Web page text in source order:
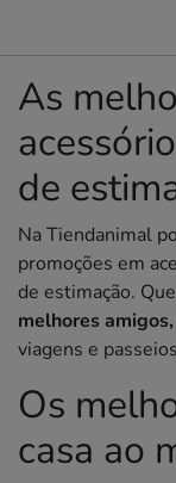
As
de
Na Tiendanimal
promoções em
de estimação.
melhores amigos,
viagens e
Os
casa ao